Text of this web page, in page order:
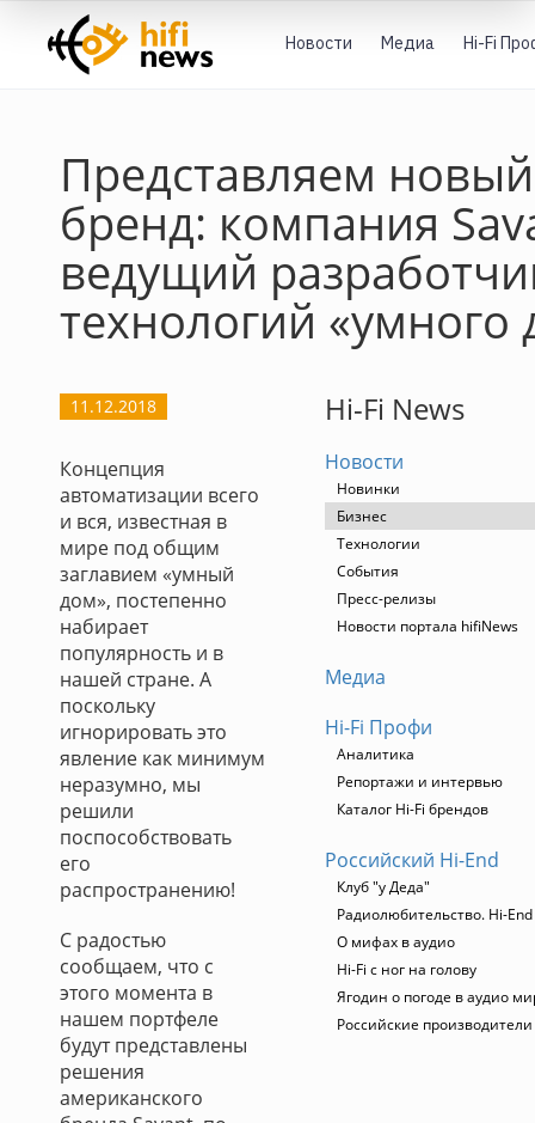
Новости Медиа Hi-Fi
Представляем новый
бренд: компания
ведущий
технологий «умного
11.12.2018
Концепция
автоматизации всего
и вся, известная в
мире под общим
заглавием «умный
дом», постепенно
набирает
популярность и в
нашей стране. А
поскольку
игнорировать это
явление как минимум
неразумно, мы
решили
поспособствовать
его
распространению!
С радостью
сообщаем, что с
этого момента в
нашем портфеле
будут представлены
решения
американского
Hi-Fi News
Новости
Новинки
Бизнес
Технологии
События
Пресс-релизы
Новости портала hifiNews
Медиа
Hi-Fi Профи
Аналитика
Репортажи и интервью
Каталог Hi-Fi брендов
Российский Hi-End
Клуб "у Деда"
Радиолюбительство. Hi-End
О мифах в аудио
Hi-Fi с ног на голову
Ягодин о погоде в аудио
Российские производители